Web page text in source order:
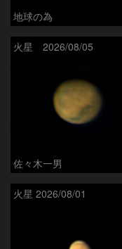
地球の為
火星 2026/08/05
佐々木一男
火星 2026/08/01